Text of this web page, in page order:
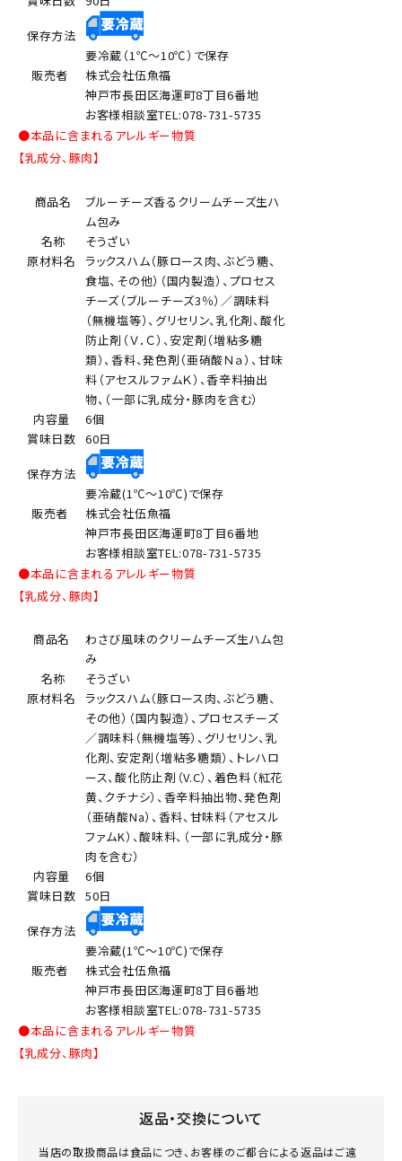
保存方法
要冷蔵（1℃～10℃）で保存
販売者
株式会社伍魚福
神戸市長田区海運町8丁目6番地
お客様相談室TEL:078-731-5735
●本品に含まれるアレルギー物質
【乳成分、豚肉】
商品名
ブルーチーズ香るクリームチーズ生ハ
ム包み
名称
そうざい
原材料名
ラックスハム（豚ロース肉、ぶどう糖、
食塩、その他）（国内製造）、プロセス
チーズ（ブルーチーズ3％）／調味料
（無機塩等）、グリセリン、乳化剤、酸化
防止剤（Ｖ．Ｃ）、安定剤（増粘多糖
類）、香料、発色剤（亜硝酸Ｎａ）、甘味
料（アセスルファムＫ）、香辛料抽出
物、（一部に乳成分・豚肉を含む）
内容量
6個
賞味日数 60日
保存方法
要冷蔵(1℃～10℃)で保存
販売者
株式会社伍魚福
神戸市長田区海運町8丁目6番地
お客様相談室TEL:078-731-5735
●本品に含まれるアレルギー物質
【乳成分、豚肉】
商品名
わさび風味のクリームチーズ生ハム包
み
名称
そうざい
原材料名
ラックスハム（豚ロース肉、ぶどう糖、
その他）（国内製造）、プロセスチーズ
／調味料（無機塩等）、グリセリン、乳
化剤、安定剤（増粘多糖類）、トレハロ
ース、酸化防止剤（V.C）、着色料（紅花
黄、クチナシ）、香辛料抽出物、発色剤
（亜硝酸Na）、香料、甘味料（アセスル
ファムK）、酸味料、（一部に乳成分・豚
肉を含む）
内容量
6個
賞味日数 50日
保存方法
要冷蔵(1℃～10℃)で保存
販売者
株式会社伍魚福
神戸市長田区海運町8丁目6番地
お客様相談室TEL:078-731-5735
●本品に含まれるアレルギー物質
【乳成分、豚肉】
返品・交換について
当店の取扱商品は食品につき、お客様のご都合による返品はご遠